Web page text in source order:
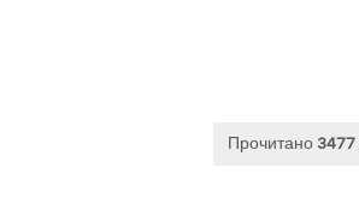
Прочитано 3477